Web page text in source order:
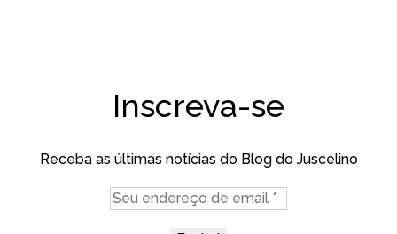
Inscreva-se
Receba as últimas notícias do Blog do Juscelino